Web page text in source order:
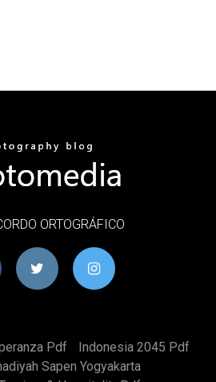
ORTOGRÁFICO
Pdf
Indonesia 2045 Pdf
Sapen Yogyakarta